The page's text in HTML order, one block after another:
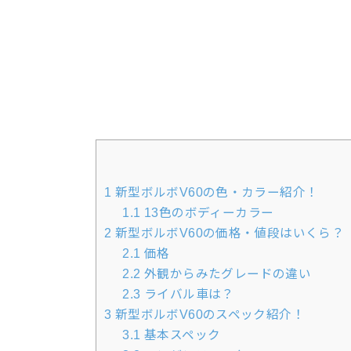
1 新型ボルボV60の色・カラー紹介！
1.1 13色のボディーカラー
2 新型ボルボV60の価格・値段はいくら？
2.1 価格
2.2 外観からみたグレードの違い
2.3 ライバル車は？
3 新型ボルボV60のスペック紹介！
3.1 基本スペック